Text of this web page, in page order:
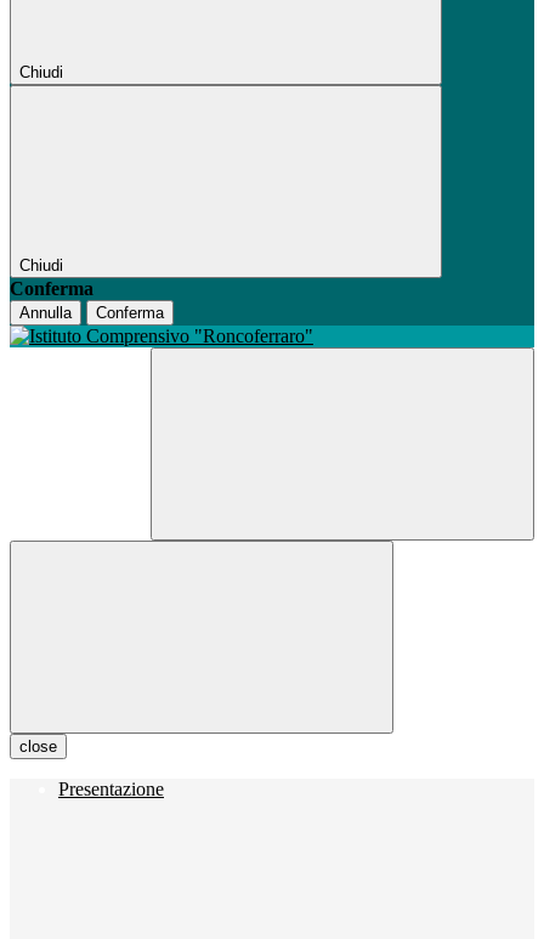
Chiudi
Chiudi
Conferma
Annulla Conferma
close
Presentazione